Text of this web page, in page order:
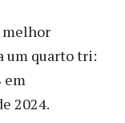
melhor
um quarto tri:
em
2024.